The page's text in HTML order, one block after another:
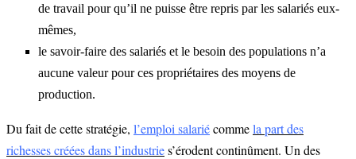
de travail pour qu’il ne puisse être repris par les salariés eux-
mêmes,
le savoir-faire des salariés et le besoin des populations n’a
aucune valeur pour ces propriétaires des moyens de
production.
Du fait de cette stratégie, l’emploi salariécommela part des
richesses créées dans l’industries’érodent continûment. Un des